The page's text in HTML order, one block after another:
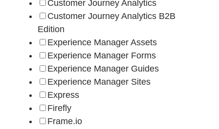
Customer Journey Analytics
Customer Journey Analytics B2B
Edition
Experience Manager Assets
Experience Manager Forms
Experience Manager Guides
Experience Manager Sites
Express
Firefly
Frame.io